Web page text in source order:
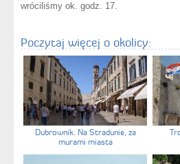
wróciliśmy ok. godz. 17.
Poczytaj więcej o okolicy:
Dubrownik. Na Stradunie, za
murami miasta